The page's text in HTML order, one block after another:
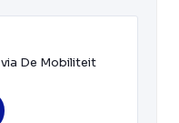
De Mobiliteit